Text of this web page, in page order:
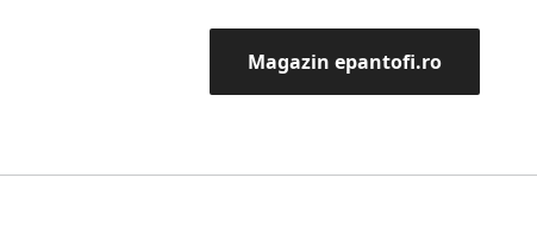
Magazin epantofi.ro